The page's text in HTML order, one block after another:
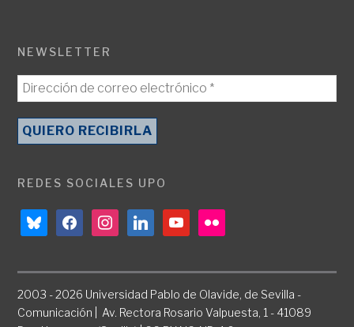
NEWSLETTER
REDES SOCIALES UPO
blueskyfacebookinstagramlinkedinyoutubeflickr
2003 - 2026 Universidad Pablo de Olavide, de Sevilla -
Comunicación | Av. Rectora Rosario Valpuesta, 1 - 41089